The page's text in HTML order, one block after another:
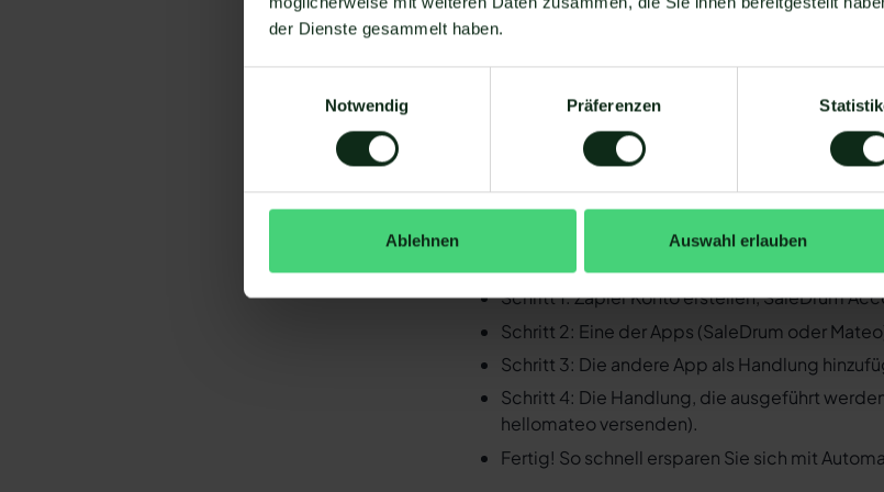
der Dienste gesammelt haben.
Notwendig
Präferenzen
Ablehnen Auswahl erlauben
Business-Messenger ist die Integration nicht
Ihr WhatsApp Business API Anbieter muss
ermöglichen. Längst nicht alle Anbieter der
WhatsApp zu ermöglichen. Mit Mateo
Verfügung, die Sie mit WhatsApp verbinden
Da der Einrichtungsprozess der Integration je
gibt es keine allgemein gültige Anleitung. Wir
So funktioniert die Integration
Schritt 1: Zapier Konto erstellen, SaleDrum
Schritt 2: Eine der Apps (SaleDrum oder
Schritt 3: Die andere App als Handlung
Schritt 4: Die Handlung, die ausgeführt
hellomateo versenden).
Fertig! So schnell ersparen Sie sich mit